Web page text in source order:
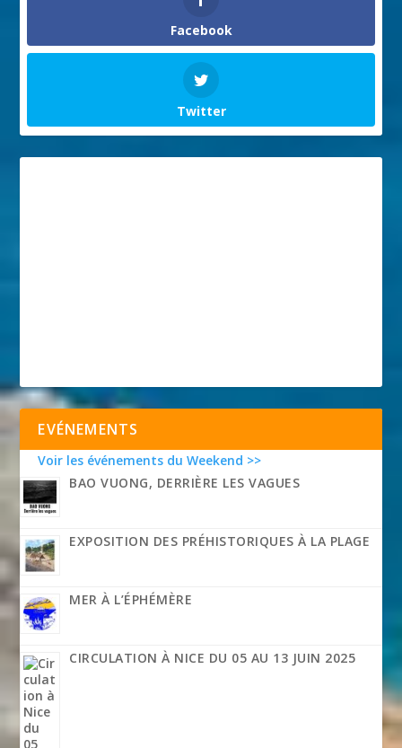
Facebook
Twitter
EVÉNEMENTS
Voir les événements du Weekend >>
BAO VUONG, DERRIÈRE LES VAGUES
EXPOSITION DES PRÉHISTORIQUES À LA PLAGE
MER À L’ÉPHÉMÈRE
CIRCULATION À NICE DU 05 AU 13 JUIN 2025